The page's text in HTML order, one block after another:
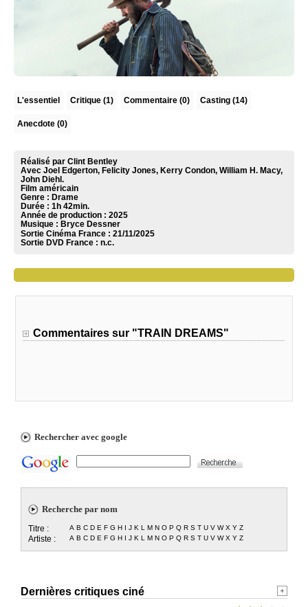
L'essentiel Critique (1) Commentaire (0) Casting (14)
Anecdote (0)
Réalisé par Clint Bentley
Avec Joel Edgerton, Felicity Jones, Kerry Condon, William H. Macy,
John Diehl.
Film américain
Genre : Drame
Durée : 1h 42min.
Année de production : 2025
Musique : Bryce Dessner
Sortie Cinéma France : 21/11/2025
Sortie DVD France : n.c.
Commentaires sur "TRAIN DREAMS"
Rechercher avec google
Recherche par nom
Titre : A B C D E F G H I J K L M N O P Q R S T U V W X Y Z
Artiste : A B C D E F G H I J K L M N O P Q R S T U V W X Y Z
Dernières critiques ciné